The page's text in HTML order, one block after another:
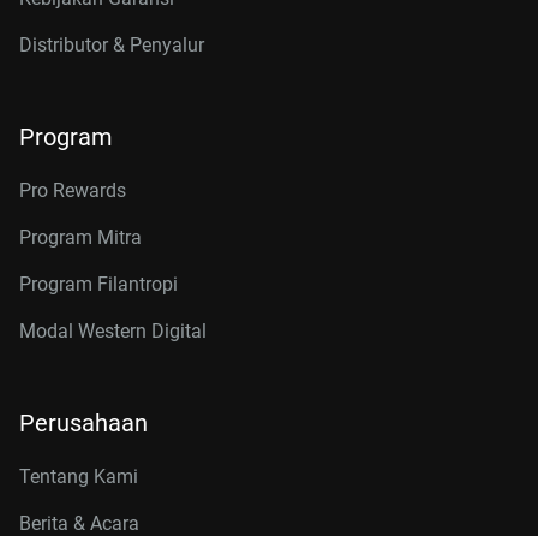
Distributor & Penyalur
Program
Pro Rewards
Program Mitra
Program Filantropi
Modal Western Digital
Perusahaan
Tentang Kami
Berita & Acara